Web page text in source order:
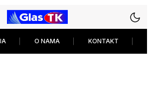
O NAMA KONTAKT